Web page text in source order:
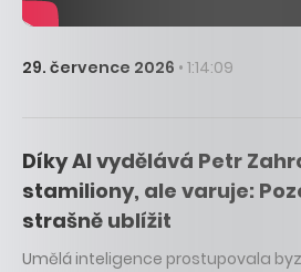
29. července 2026 • 1:14:09
Díky AI vydělává Petr
stamiliony, ale varuje:
strašně ublížit
Umělá inteligence prostupovala